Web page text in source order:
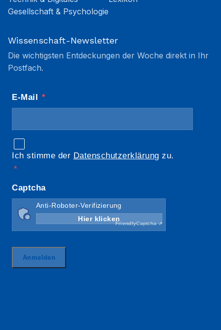
Gesellschaft & Psychologie
Wissenschaft-Newsletter
Die wichtigsten Entdeckungen der Woche direkt in Ihr
Postfach.